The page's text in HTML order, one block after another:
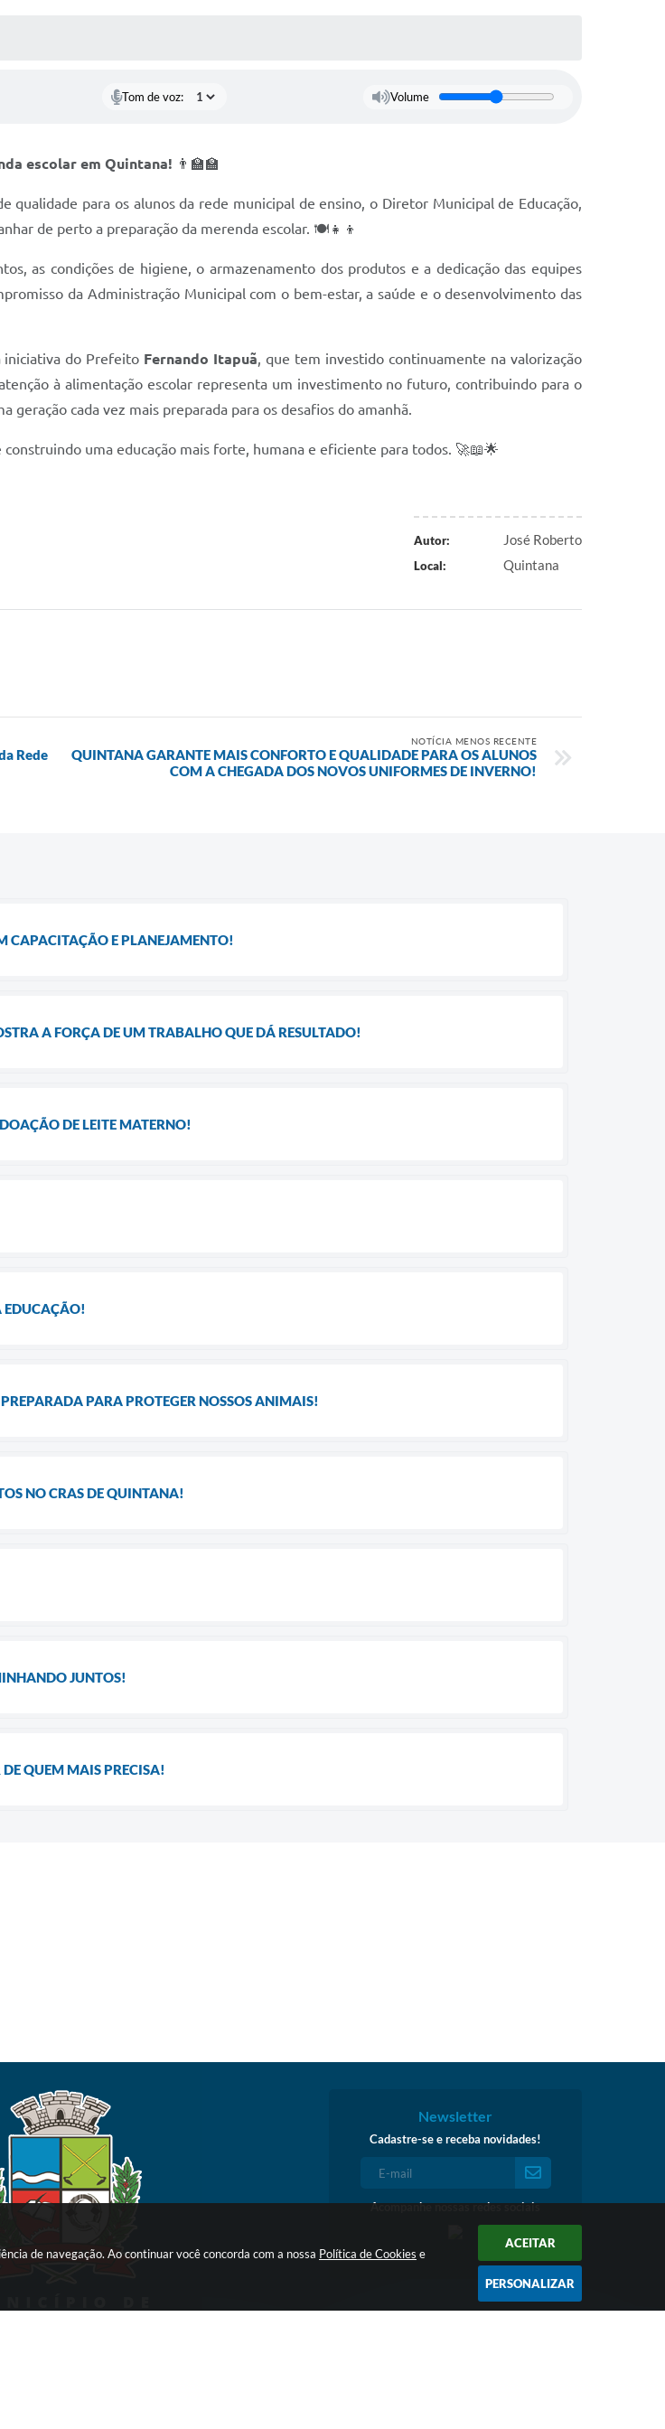
de navegação. Ao continuar você concorda com a nossa Política de Cookies e
ACEITAR
PERSONALIZAR
Tom de voz: Volume
escolar em Quintana! 👨‍🏫🏫
para os alunos da rede municipal de ensino, o Diretor Municipal de Educação,
de perto a preparação da merenda escolar. 🍽️👧👦
as condições de higiene, o armazenamento dos produtos e a dedicação das equipes
da Administração Municipal com o bem-estar, a saúde e o desenvolvimento das
iniciativa do Prefeito Fernando Itapuã, que tem investido continuamente na valorização
à alimentação escolar representa um investimento no futuro, contribuindo para o
cada vez mais preparada para os desafios do amanhã.
uma educação mais forte, humana e eficiente para todos. 🚀📖🌟
Autor: José Roberto
Local: Quintana
Rede
NOTÍCIA MENOS RECENTE
QUINTANA GARANTE MAIS CONFORTO E QUALIDADE PARA OS ALUNOS
COM A CHEGADA DOS NOVOS UNIFORMES DE INVERNO!
CAPACITAÇÃO E PLANEJAMENTO!
A FORÇA DE UM TRABALHO QUE DÁ RESULTADO!
DE LEITE MATERNO!
EDUCAÇÃO!
PARA PROTEGER NOSSOS ANIMAIS!
NO CRAS DE QUINTANA!
JUNTOS!
QUEM MAIS PRECISA!
Newsletter
Cadastre-se e receba novidades!
Acompanhe nossas redes sociais